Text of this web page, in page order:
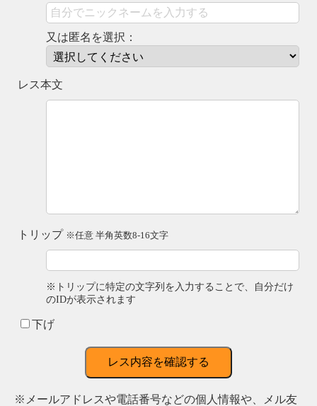
又は匿名を選択：
レス本文
トリップ ※任意 半角英数8-16文字
※トリップに特定の文字列を入力することで、自分だけ
のIDが表示されます
下げ
レス内容を確認する
※メールアドレスや電話番号などの個人情報や、メル友